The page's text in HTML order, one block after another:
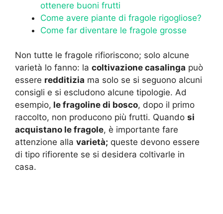
ottenere buoni frutti
Come avere piante di fragole rigogliose?
Come far diventare le fragole grosse
Non tutte le fragole rifioriscono; solo alcune
varietà lo fanno: la coltivazione casalinga può
essere redditizia ma solo se si seguono alcuni
consigli e si escludono alcune tipologie. Ad
esempio, le fragoline di bosco, dopo il primo
raccolto, non producono più frutti. Quando si
acquistano le fragole, è importante fare
attenzione alla varietà; queste devono essere
di tipo rifiorente se si desidera coltivarle in
casa.